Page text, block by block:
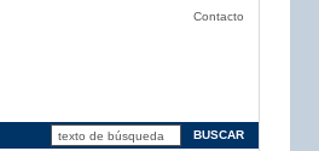
Contacto